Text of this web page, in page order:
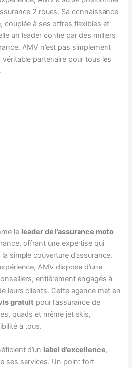
2 roues. Sa connaissance
couplée à ses offres flexibles et
un leader confié par des milliers
AMV n’est pas simplement
véritable partenaire pour tous les
le leader de l’assurance moto
offrant une expertise qui
simple couverture d’assurance.
AMV dispose d’une
entièrement engagés à
leurs clients. Cette agence met en
gratuit pour l’assurance de
quads et même jet skis,
à tous.
d’un label d’excellence,
ses services. Un point fort